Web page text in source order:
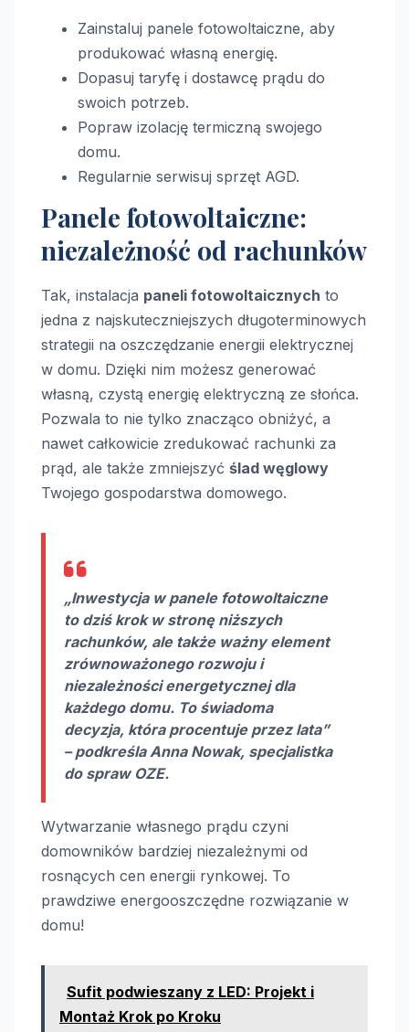
Zainstaluj panele fotowoltaiczne, aby
produkować własną energię.
Dopasuj taryfę i dostawcę prądu do
swoich potrzeb.
Popraw izolację termiczną swojego
domu.
Regularnie serwisuj sprzęt AGD.
Panele fotowoltaiczne:
niezależność od rachunków
Tak, instalacja paneli fotowoltaicznych to
jedna z najskuteczniejszych długoterminowych
strategii na oszczędzanie energii elektrycznej
w domu. Dzięki nim możesz generować
własną, czystą energię elektryczną ze słońca.
Pozwala to nie tylko znacząco obniżyć, a
nawet całkowicie zredukować rachunki za
prąd, ale także zmniejszyć ślad węglowy
Twojego gospodarstwa domowego.
„Inwestycja wpanele fotowoltaiczne
to dziś krok w stronę niższych
rachunków, ale także ważny element
zrównoważonego rozwojui
niezależności energetycznej dla
każdego domu. To świadoma
decyzja, która procentuje przez lata”
– podkreśla Anna Nowak, specjalistka
do spraw OZE.
Wytwarzanie własnego prądu czyni
domowników bardziej niezależnymi od
rosnących cen energii rynkowej. To
prawdziwe energooszczędne rozwiązanie w
domu!
Sufit podwieszany z LED: Projekt i
Montaż Krok po Kroku